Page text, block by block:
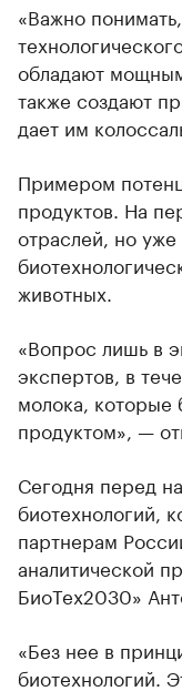
«Важно
обладают
также создают
дает им
Примером
продуктов. На
отраслей, но
животных.
«Вопрос лишь в
экспертов, в
молока, которые
продуктом», —
Сегодня перед
биотехнологий,
партнерам
аналитической
БиоТех2030»
«Без нее в
биотехнологий.